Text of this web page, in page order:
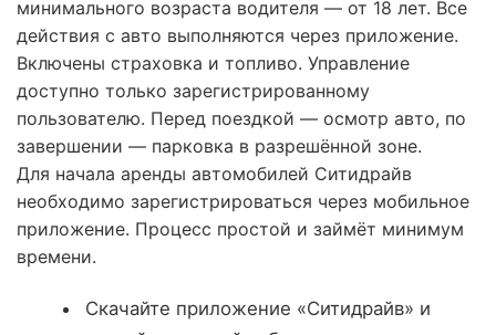
минимального возраста водителя — от 18 лет. Все
действия с авто выполняются через приложение.
Включены страховка и топливо. Управление
доступно только зарегистрированному
пользователю. Перед поездкой — осмотр авто, по
завершении — парковка в разрешённой зоне.
Для начала аренды автомобилей Ситидрайв
необходимо зарегистрироваться через мобильное
приложение. Процесс простой и займёт минимум
времени.
Скачайте приложение «Ситидрайв» и